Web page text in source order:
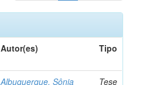
Autor(es) Tipo
Albuquerque, Sônia Tese